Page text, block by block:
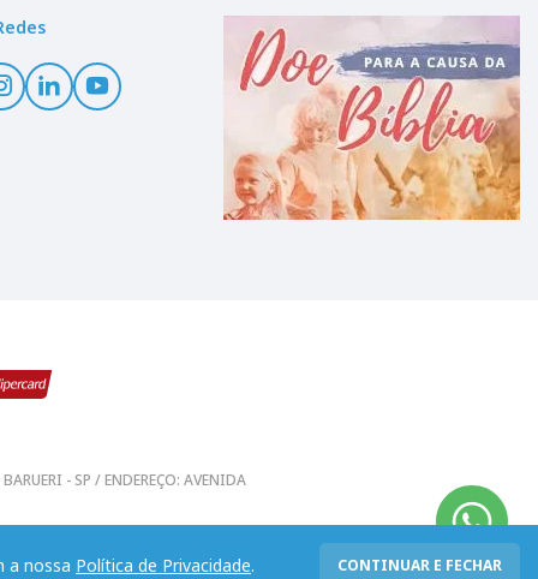
a nossa Política de Privacidade. CONTINUAR E FECHAR
- SP / ENDEREÇO: AVENIDA